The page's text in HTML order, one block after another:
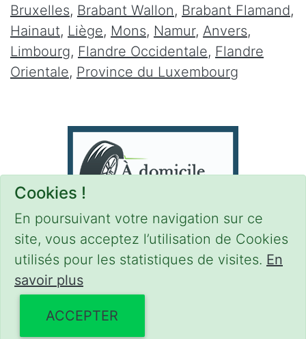
Cookies !
En poursuivant votre navigation sur ce
site, vous acceptez l’utilisation de Cookies
utilisés pour les statistiques de visites. En
savoir plus
ACCEPTER
Bruxelles, Brabant Wallon, Brabant Flamand,
Hainaut, Liège, Mons, Namur, Anvers,
Limbourg, Flandre Occidentale, Flandre
Orientale, Province du Luxembourg
CONDITIONS-
Powered by Euro Web Page